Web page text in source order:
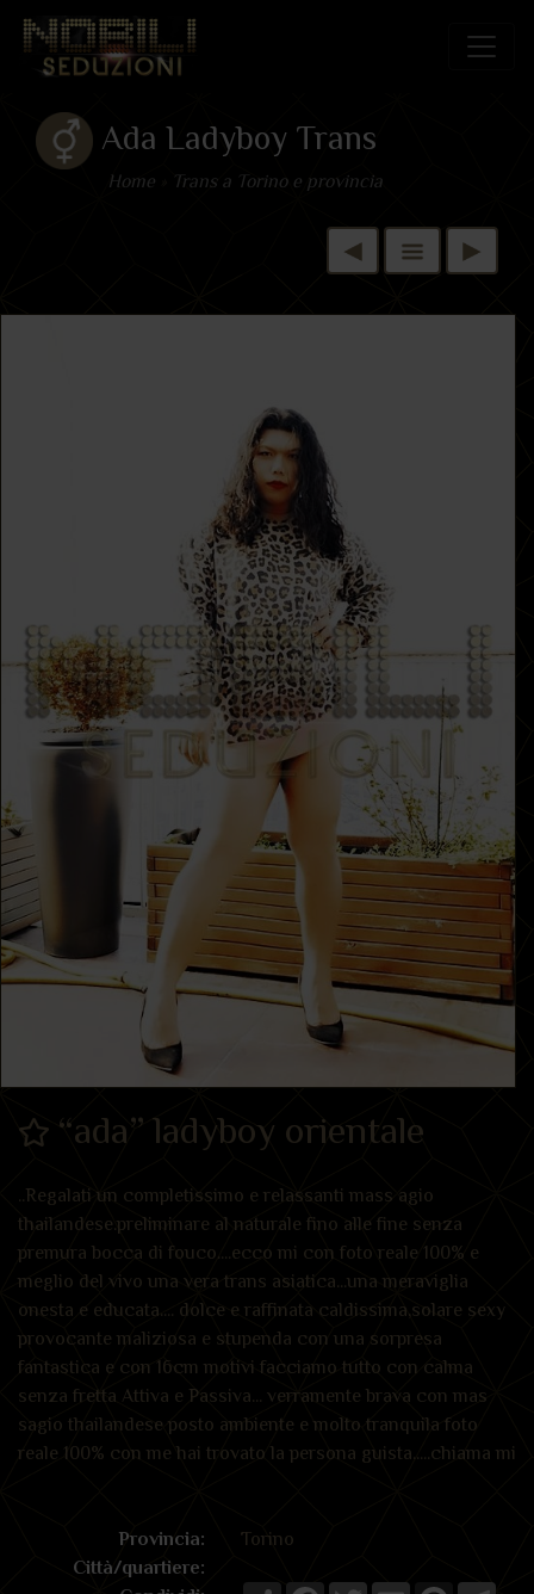
Ada Ladyboy Trans
Home Trans a Torino e provincia
“ada” ladyboy orientale
..Regalati un completissimo e relassanti mass agio
thailandese.preliminare al naturale fino alle fine senza
premura bocca di fouco....ecco mi con foto reale 100% e
meglio del vivo una vera trans asiatica...una meraviglia
onesta e educata.... dolce e raffinata caldissima,solare sexy
provocante maliziosa e stupenda con una sorpresa
fantastica e con 16cm motivi facciamo tutto con calma
senza fretta Attiva e Passiva... verramente brava con mas
sagio thailandese posto ambiente e molto tranquila foto
reale 100% con me hai trovato la persona guista.....chiama mi
Provincia:
Torino
Città/quartiere: